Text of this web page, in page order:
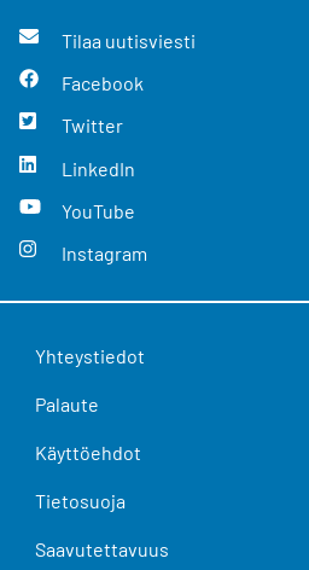
Tilaa uutisviesti
Facebook
Twitter
LinkedIn
YouTube
Instagram
Yhteystiedot
Palaute
Käyttöehdot
Tietosuoja
Saavutettavuus